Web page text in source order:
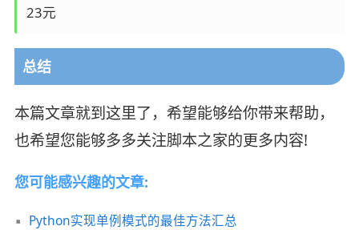
23元
总结
本篇文章就到这里了，希望能够给你带来帮助，
也希望您能够多多关注脚本之家的更多内容!
您可能感兴趣的文章:
Python实现单例模式的最佳方法汇总